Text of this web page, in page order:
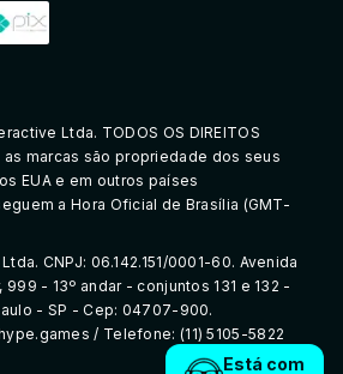
Está com
Ltda. TODOS OS DIREITOS
as marcas são propriedade dos seus
EUA e em outros países
a Hora Oficial de Brasília (GMT-
CNPJ: 06.142.151/0001-60. Avenida
- 13º andar - conjuntos 131 e 132 -
- SP - Cep: 04707-900.
/ Telefone: (11) 5105-5822